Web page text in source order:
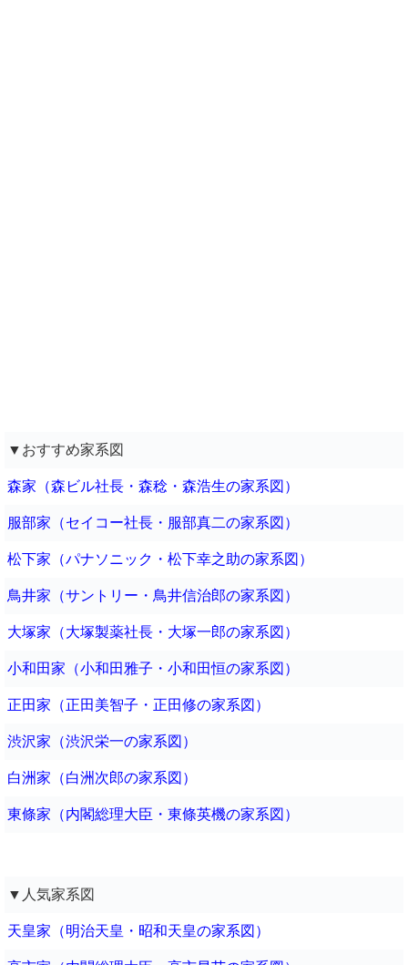
▼おすすめ家系図
森家（森ビル社長・森稔・森浩生の家系図）
服部家（セイコー社長・服部真二の家系図）
松下家（パナソニック・松下幸之助の家系図）
鳥井家（サントリー・鳥井信治郎の家系図）
大塚家（大塚製薬社長・大塚一郎の家系図）
小和田家（小和田雅子・小和田恒の家系図）
正田家（正田美智子・正田修の家系図）
渋沢家（渋沢栄一の家系図）
白洲家（白洲次郎の家系図）
東條家（内閣総理大臣・東條英機の家系図）
▼人気家系図
天皇家（明治天皇・昭和天皇の家系図）